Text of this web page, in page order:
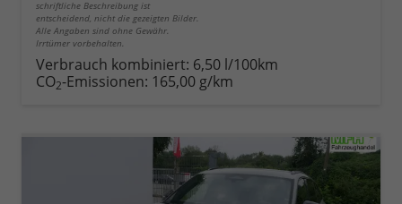
schriftliche Beschreibung ist
entscheidend, nicht die gezeigten Bilder.
Alle Angaben sind ohne Gewähr.
Irrtümer vorbehalten.
Verbrauch kombiniert: 6,50 l/100km
CO2-Emissionen: 165,00 g/km